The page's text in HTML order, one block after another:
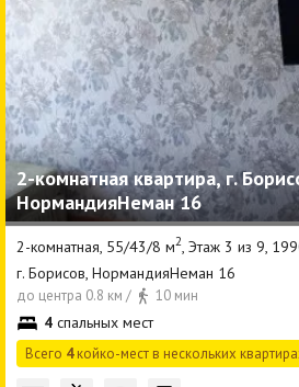
2-комнатная квартира, г.
НормандияНеман 16
2-комнатная, 55/43/8 м2, Этаж 3 из 9,
г. Борисов, НормандияНеман 16
до центра 0.8 км / 10 мин
4 спальных мест
Всего 4койко-мест в нескольких